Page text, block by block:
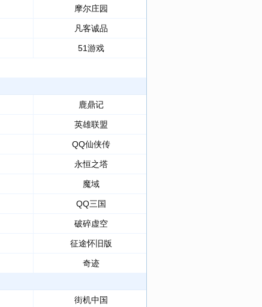
摩尔庄园
凡客诚品
51游戏
鹿鼎记
英雄联盟
QQ仙侠传
永恒之塔
魔域
QQ三国
破碎虚空
征途怀旧版
奇迹
街机中国